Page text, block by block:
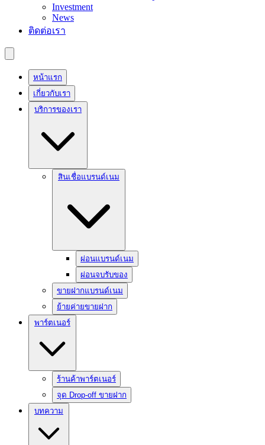
Investment
News
ติดต่อเรา
หน้าแรก
เกี่ยวกับเรา
บริการของเรา
สินเชื่อแบรนด์เนม
ผ่อนแบรนด์เนม
ผ่อนจบรับของ
ขายฝากแบรนด์เนม
ย้ายค่ายขายฝาก
พาร์ตเนอร์
ร้านค้าพาร์ตเนอร์
จุด Drop-off ขายฝาก
บทความ